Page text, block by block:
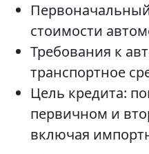
стоимости
Требования к
транспортное
Цель кредита:
первичном и
включая